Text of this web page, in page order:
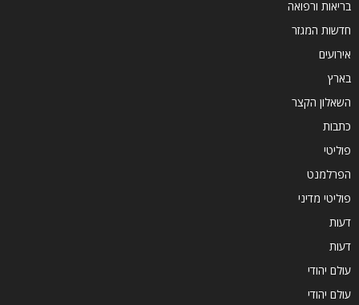
בריאות ורפואה
חדשות המגזר
אירועים
בארץ
השאלון הקצר
כתבות
פוליטי
הפרלמנט
פוליטי מדיני
דעות
דעות
עולם יהודי
עולם יהודי